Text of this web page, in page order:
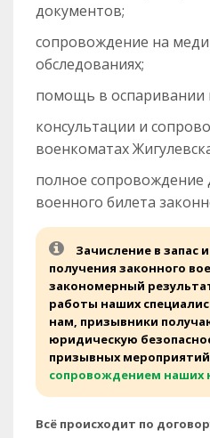
документов;
сопровождение на
обследованиях;
помощь в оспаривании
консультации и
военкоматах
полное сопровождение
военного билета
Зачисление в запас
получения законного
закономерный
работы наших
нам, призывники
юридическую
призывных
сопровождением наших
Всё происходит по